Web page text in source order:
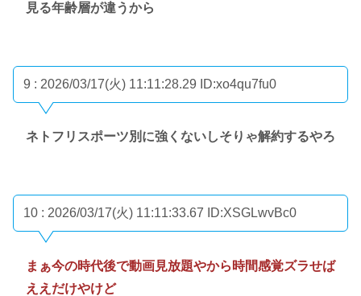
見る年齢層が違うから
9 : 2026/03/17(火) 11:11:28.29 ID:xo4qu7fu0
ネトフリスポーツ別に強くないしそりゃ解約するやろ
10 : 2026/03/17(火) 11:11:33.67 ID:XSGLwvBc0
まぁ今の時代後で動画見放題やから時間感覚ズラせば
ええだけやけど